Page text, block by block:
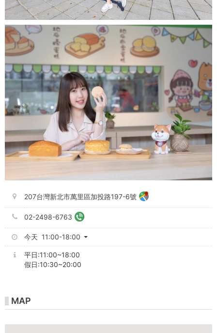
207台灣新北市萬里區加投路197-6號
02-2498-6763
今天 11:00-18:00
平日:11:00~18:00
假日:10:30~20:00
MAP